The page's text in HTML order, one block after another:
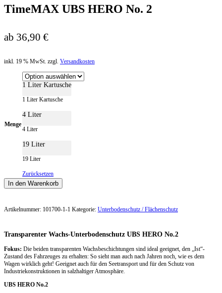
TimeMAX UBS HERO No. 2
ab 36,90 €
inkl. 19 % MwSt. zzgl. Versandkosten
Menge
1 Liter Kartusche
1 Liter Kartusche
4 Liter
4 Liter
19 Liter
19 Liter
Zurücksetzen
In den Warenkorb
Artikelnummer: 101700-1-1 Kategorie: Unterbodenschutz / Flächenschutz
Transparenter Wachs-Unterbodenschutz UBS HERO No.2
Fokus: Die beiden transparenten Wachsbeschichtungen sind ideal geeignet, den „Ist“-
Zustand des Fahrzeuges zu erhalten: So sieht man auch nach Jahren noch, wie es dem
Wagen wirklich geht! Geeignet auch für den Seetransport und für den Schutz von
Industriekonstruktionen in salzhaltiger Atmosphäre.
UBS HERO No.2